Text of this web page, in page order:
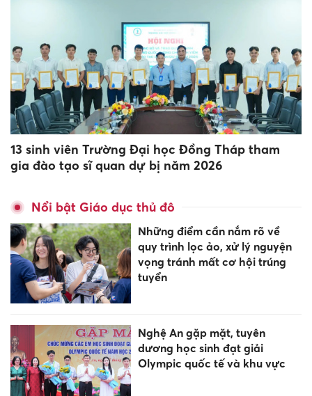
13 sinh viên Trường Đại học Đồng Tháp tham
gia đào tạo sĩ quan dự bị năm 2026
Nổi bật Giáo dục thủ đô
Những điểm cần nắm rõ về
quy trình lọc ảo, xử lý nguyện
vọng tránh mất cơ hội trúng
tuyển
Nghệ An gặp mặt, tuyên
dương học sinh đạt giải
Olympic quốc tế và khu vực